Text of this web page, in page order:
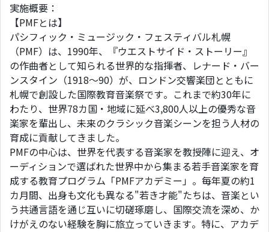
実施概要：
【PMFとは】
パシフィック・ミュージック・フェスティバル札幌
（PMF）は、1990年、『ウエストサイド・ストーリー』
の作曲者として知られる世界的な指揮者、レナード・バー
ンスタイン（1918～90）が、ロンドン交響楽団とともに
札幌で創設した国際教育音楽祭です。これまで約30年に
わたり、世界78カ国・地域に延べ3,800人以上の優秀な音
楽家を輩出し、未来のクラシック音楽シーンを担う人材の
育成に貢献してきました。
PMFの中心は、世界を代表する音楽家を教授陣に迎え、オ
ーディションで選ばれた世界中から集まる若手音楽家を育
成する教育プログラム「PMFアカデミー」。毎年夏の約1
カ月間、出身も文化も異なる"若き才能"たちは、音楽とい
う共通言語を通じ互いに切磋琢磨し、国際交流を深め、か
けがえのない経験を胸に旅立っていきます。特に、アカデ